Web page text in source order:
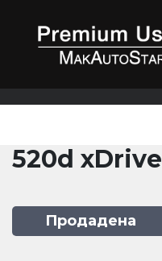
520d xDrive
Продадена